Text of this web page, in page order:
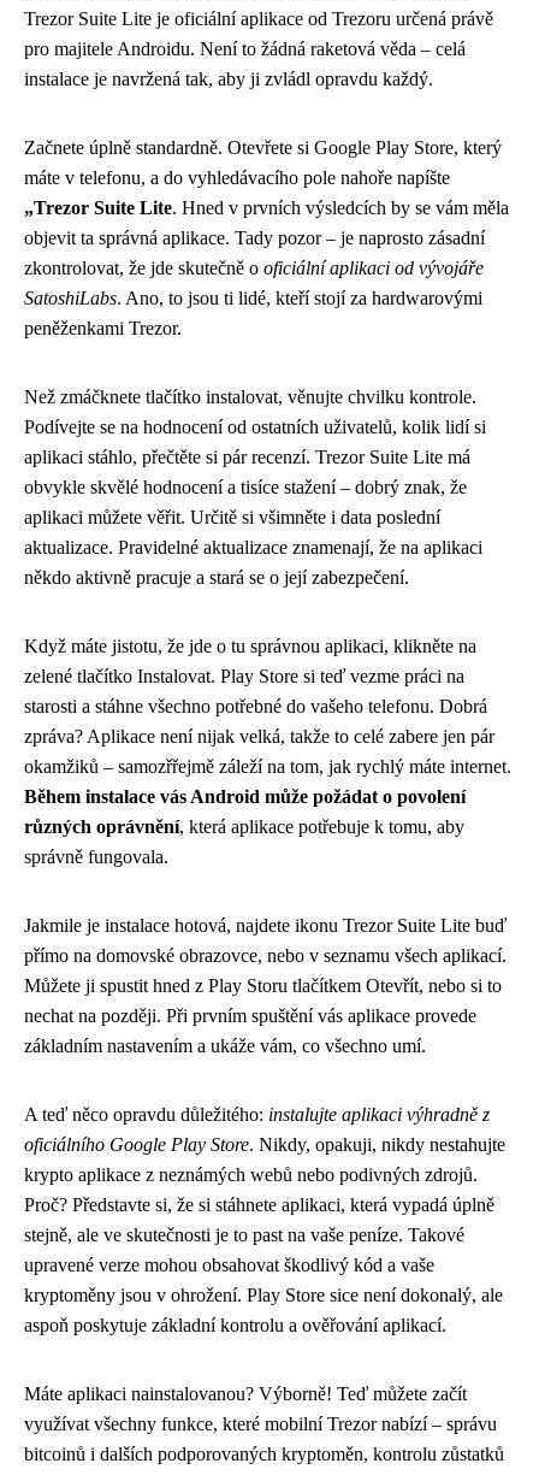
Trezor Suite Lite je oficiální aplikace od Trezoru určená právě
pro majitele Androidu. Není to žádná raketová věda – celá
instalace je navržená tak, aby ji zvládl opravdu každý.
Začnete úplně standardně. Otevřete si Google Play Store, který
máte v telefonu, a do vyhledávacího pole nahoře napíšte
„Trezor Suite Lite. Hned v prvních výsledcích by se vám měla
objevit ta správná aplikace. Tady pozor – je naprosto zásadní
zkontrolovat, že jde skutečně o oficiální aplikaci od vývojáře
SatoshiLabs. Ano, to jsou ti lidé, kteří stojí za hardwarovými
peněženkami Trezor.
Než zmáčknete tlačítko instalovat, věnujte chvilku kontrole.
Podívejte se na hodnocení od ostatních uživatelů, kolik lidí si
aplikaci stáhlo, přečtěte si pár recenzí. Trezor Suite Lite má
obvykle skvělé hodnocení a tisíce stažení – dobrý znak, že
aplikaci můžete věřit. Určitě si všimněte i data poslední
aktualizace. Pravidelné aktualizace znamenají, že na aplikaci
někdo aktivně pracuje a stará se o její zabezpečení.
Když máte jistotu, že jde o tu správnou aplikaci, klikněte na
zelené tlačítko Instalovat. Play Store si teď vezme práci na
starosti a stáhne všechno potřebné do vašeho telefonu. Dobrá
zpráva? Aplikace není nijak velká, takže to celé zabere jen pár
okamžiků – samozřřejmě záleží na tom, jak rychlý máte internet.
Během instalace vás Android může požádat o povolení
různých oprávnění, která aplikace potřebuje k tomu, aby
správně fungovala.
Jakmile je instalace hotová, najdete ikonu Trezor Suite Lite buď
přímo na domovské obrazovce, nebo v seznamu všech aplikací.
Můžete ji spustit hned z Play Storu tlačítkem Otevřít, nebo si to
nechat na později. Při prvním spuštění vás aplikace provede
základním nastavením a ukáže vám, co všechno umí.
A teď něco opravdu důležitého: instalujte aplikaci výhradně z
oficiálního Google Play Store. Nikdy, opakuji, nikdy nestahujte
krypto aplikace z neznámých webů nebo podivných zdrojů.
Proč? Představte si, že si stáhnete aplikaci, která vypadá úplně
stejně, ale ve skutečnosti je to past na vaše peníze. Takové
upravené verze mohou obsahovat škodlivý kód a vaše
kryptoměny jsou v ohrožení. Play Store sice není dokonalý, ale
aspoň poskytuje základní kontrolu a ověřování aplikací.
Máte aplikaci nainstalovanou? Výborně! Teď můžete začít
využívat všechny funkce, které mobilní Trezor nabízí – správu
bitcoinů i dalších podporovaných kryptoměn, kontrolu zůstatků